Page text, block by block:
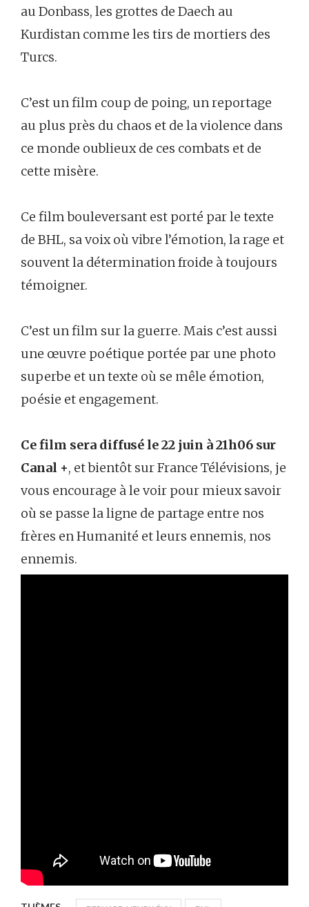
au Donbass, les grottes de Daech au
Kurdistan comme les tirs de mortiers des
Turcs.
C’est un film coup de poing, un reportage
au plus près du chaos et de la violence dans
ce monde oublieux de ces combats et de
cette misère.
Ce film bouleversant est porté par le texte
de BHL, sa voix où vibre l’émotion, la rage et
souvent la détermination froide à toujours
témoigner.
C’est un film sur la guerre. Mais c’est aussi
une œuvre poétique portée par une photo
superbe et un texte où se mêle émotion,
poésie et engagement.
Ce film sera diffusé le 22 juin à 21h06 sur
Canal +, et bientôt sur France Télévisions, je
vous encourage à le voir pour mieux savoir
où se passe la ligne de partage entre nos
frères en Humanité et leurs ennemis, nos
ennemis.